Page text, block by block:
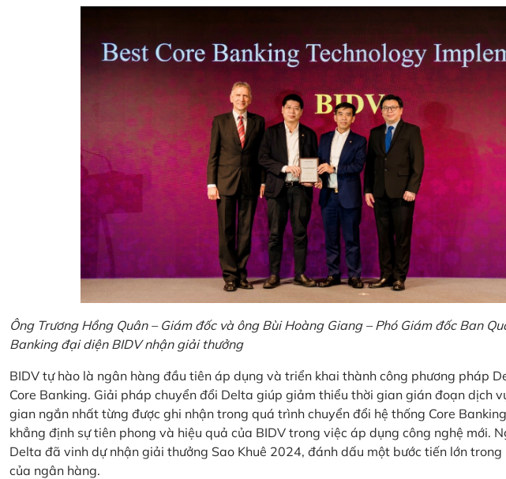
Ông Trương Hồng Quân – Giám đốc và ông Bùi Hoàng Giang – Phó Giám đốc Ban
Banking đại diện BIDV nhận giải thưởng
BIDV tự hào là ngân hàng đầu tiên áp dụng và triển khai thành công phương pháp
Core Banking. Giải pháp chuyển đổi Delta giúp giảm thiểu thời gian gián đoạn dịch
gian ngắn nhất từng được ghi nhận trong quá trình chuyển đổi hệ thống Core
khẳng định sự tiên phong và hiệu quả của BIDV trong việc áp dụng công nghệ mới.
Delta đã vinh dự nhận giải thưởng Sao Khuê 2024, đánh dấu một bước tiến lớn
của ngân hàng.